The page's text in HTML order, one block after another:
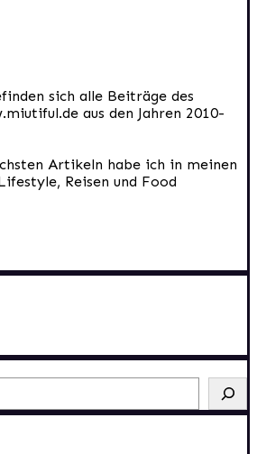
sich alle Beiträge des
aus den Jahren 2010-
Artikeln habe ich in meinen
Reisen und Food